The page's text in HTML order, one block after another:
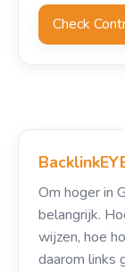
Check
Om hoger in
belangrijk.
wijzen, hoe
daarom links